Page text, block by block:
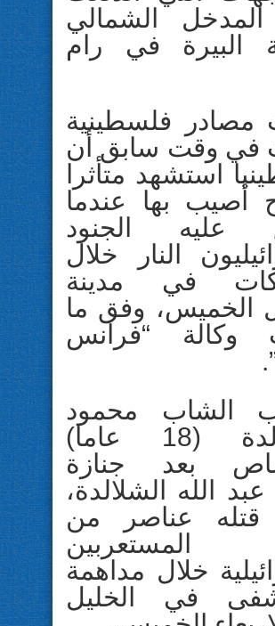
الشمالي
البيرة في رام
مصادر فلسطينية
في وقت سابق أن
استشهد متأثرا
أصيب بها عندما
عليه الجنود
النار خلال
في مدينة
الخميس، وفق ما
وكالة “فرانس
الشاب محمود
الشلالدة (18 عاما)
بعد جنازة
عبد الله الشلالدة،
قتله عناصر من
المستعربين
خلال مداهمة
في الخليل